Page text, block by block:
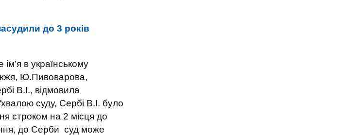
до 3 років
в українському
Ю.Пивоварова,
В.І., відмовила
суду, Сербі В.І. було
строком на 2 місця до
до Серби суд може